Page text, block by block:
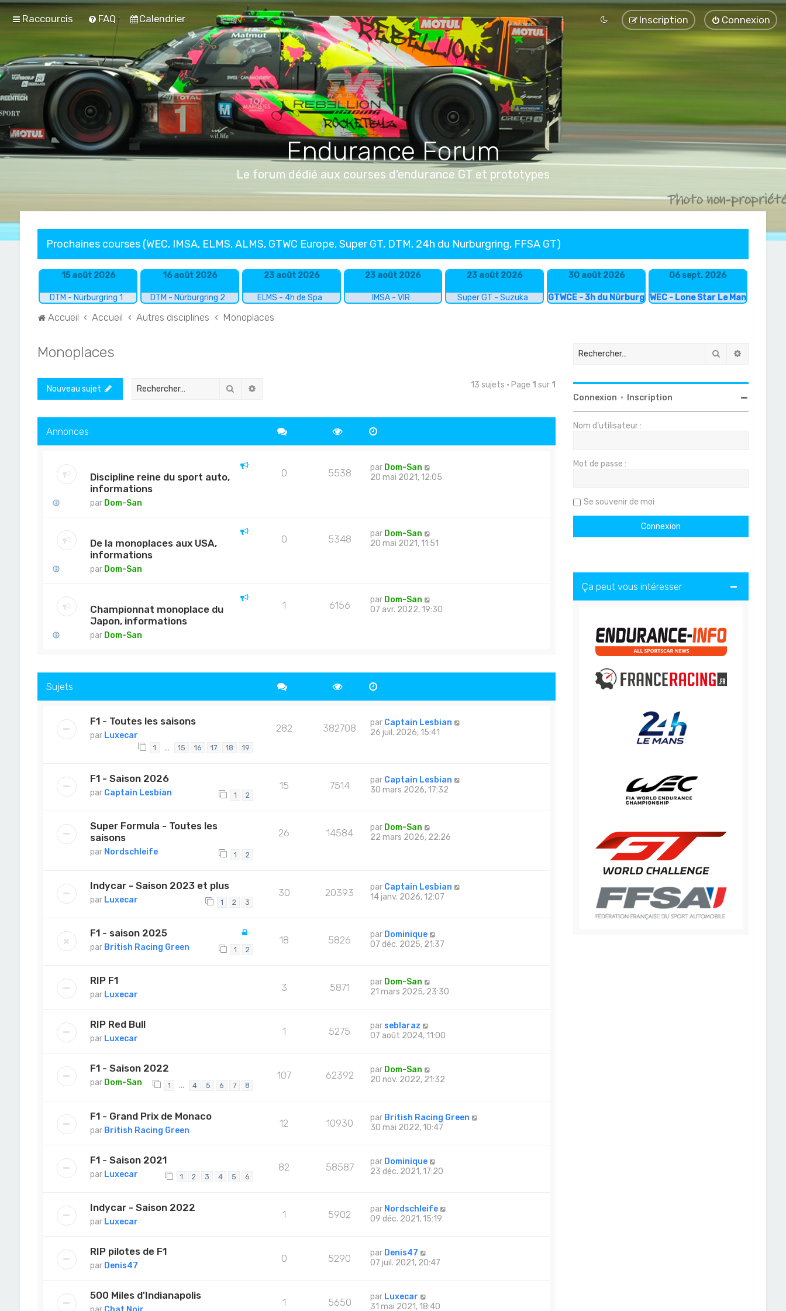
Raccourcis FAQ Calendrier Connexion
Inscription
Endurance Forum
Le forum dédié aux courses d'endurance GT et prototypes
Prochaines courses (WEC, IMSA, ELMS, ALMS, GTWC Europe, Super GT, DTM, 24h du Nurburgring, FFSA GT)
15 août 2026
DTM - Nürburgring 1
16 août 2026
DTM - Nürburgring 2
23 août 2026
ELMS - 4h de Spa
23 août 2026
IMSA - VIR
23 août 2026
Super GT - Suzuka
30 août 2026
GTWCE - 3h du Nürburgring
06 sept. 2026
WEC - Lone Star Le Mans
Accueil Accueil Autres disciplines Monoplaces
Monoplaces
Nouveau sujet Rechercher 13 sujets • Page 1 sur 1
Annonces
Discipline reine du sport auto,
informations
par Dom-San
0 5538 par Dom-San
20 mai 2021, 12:05
De la monoplaces aux USA,
informations
par Dom-San
0 5348 par Dom-San
20 mai 2021, 11:51
Championnat monoplace du
Japon, informations
par Dom-San
1 6156 par Dom-San
07 avr. 2022, 19:30
Sujets
F1 - Toutes les saisons
par Luxecar
1 … 15 16 17 18 19
282 382708 par Captain Lesbian
26 juil. 2026, 15:41
F1 - Saison 2026
par Captain Lesbian 1 2
15 7514 par Captain Lesbian
30 mars 2026, 17:32
Super Formula - Toutes les
saisons
par Nordschleife 1 2
26 14584 par Dom-San
22 mars 2026, 22:26
Indycar - Saison 2023 et plus
par Luxecar 1 2 3
30 20393 par Captain Lesbian
14 janv. 2026, 12:07
F1 - saison 2025
par British Racing Green 1 2
18 5826 par Dominique
07 déc. 2025, 21:37
RIP F1
par Luxecar
3 5871 par Dom-San
21 mars 2025, 23:30
RIP Red Bull
par Luxecar
1 5275 par seblaraz
07 août 2024, 11:00
F1 - Saison 2022
par Dom-San 1 … 4 5 6 7 8
107 62392 par Dom-San
20 nov. 2022, 21:32
F1 - Grand Prix de Monaco
par British Racing Green
12 10930 par British Racing Green
30 mai 2022, 10:47
F1 - Saison 2021
par Luxecar 1 2 3 4 5 6
82 58587 par Dominique
23 déc. 2021, 17:20
Indycar - Saison 2022
par Luxecar
1 5902 par Nordschleife
09 déc. 2021, 15:19
RIP pilotes de F1
par Denis47
0 5290 par Denis47
07 juil. 2021, 20:47
500 Miles d'Indianapolis
1 5650 par Luxecar
31 mai 2021, 18:40
Rechercher
Connexion • Inscription
Nom d’utilisateur :
Mot de passe :
Se souvenir de moi
Ça peut vous intéresser